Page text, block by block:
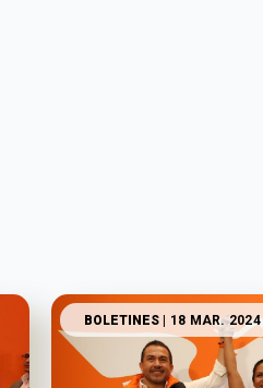
BOLETINES | 18 MAR. 2024